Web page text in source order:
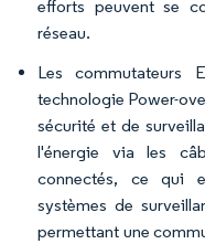
efforts peuvent se
réseau.
Les commutateurs
technologie Power-
sécurité et de
l'énergie via les
connectés, ce qui
systèmes de
permettant une